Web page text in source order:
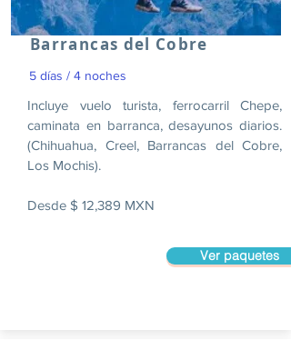
Barrancas del Cobre
5 días / 4 noches
Incluye vuelo turista, ferrocarril Chepe,
caminata en barranca, desayunos diarios.
(Chihuahua, Creel, Barrancas del Cobre,
Los Mochis).
Desde $ 12,389 MXN
Ver paquetes